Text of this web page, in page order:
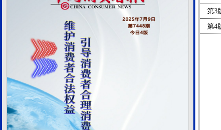
第3
第4